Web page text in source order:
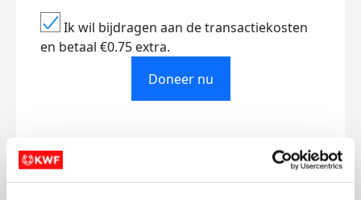
Ik wil bijdragen aan de transactiekosten
en betaal €0.75 extra.
Doneer nu
Opgehaald Streefbedrag